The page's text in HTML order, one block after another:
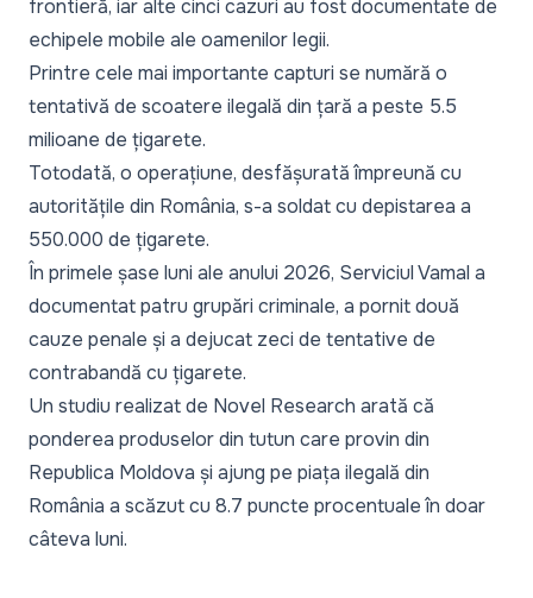
frontieră, iar alte cinci cazuri au fost documentate de
echipele mobile ale oamenilor legii.
Printre cele mai importante capturi se numără o
tentativă de scoatere ilegală din țară a peste 5.5
milioane de țigarete.
Totodată, o operațiune, desfășurată împreună cu
autoritățile din România, s-a soldat cu depistarea a
550.000 de țigarete.
În primele șase luni ale anului 2026, Serviciul Vamal a
documentat patru grupări criminale, a pornit două
cauze penale și a dejucat zeci de tentative de
contrabandă cu țigarete.
Un studiu realizat de Novel Research arată că
ponderea produselordin tutun care provin din
Republica Moldova și ajung pe piața ilegală din
România a scăzut cu 8.7 puncte procentuale în doar
câteva luni.